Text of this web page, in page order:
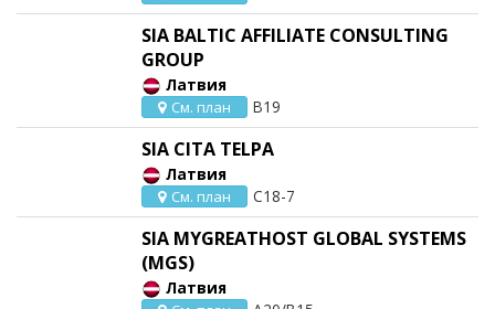
SIA BALTIC AFFILIATE CONSULTING
GROUP
Латвия
См. план B19
SIA CITA TELPA
Латвия
См. план C18-7
SIA MYGREATHOST GLOBAL SYSTEMS
(MGS)
Латвия